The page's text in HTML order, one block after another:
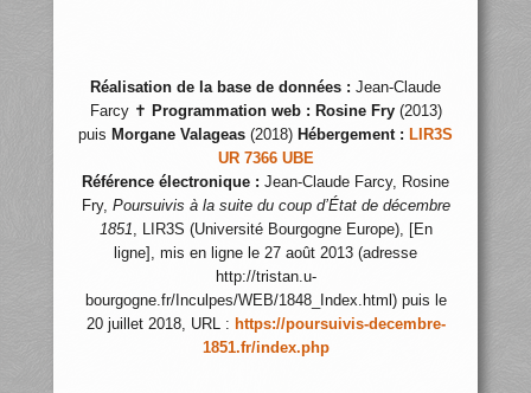
Réalisation de la base de données : Jean-Claude
Farcy ✝ Programmation web : Rosine Fry(2013)
puis Morgane Valageas (2018) Hébergement : LIR3S
UR 7366 UBE
Référence électronique : Jean-Claude Farcy, Rosine
Fry, Poursuivis à la suite du coup d’État de décembre
1851, LIR3S (Université Bourgogne Europe), [En
ligne], mis en ligne le 27 août 2013 (adresse
http://tristan.u-
bourgogne.fr/Inculpes/WEB/1848_Index.html) puis le
20 juillet 2018, URL : https://poursuivis-decembre-
1851.fr/index.php